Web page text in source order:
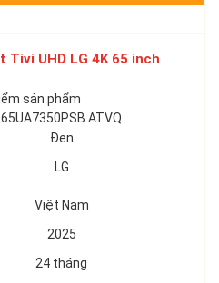
UHD LG 4K 65 inch
sản phẩm
65UA7350PSB.ATVQ
Đen
LG
Việt Nam
2025
24 tháng